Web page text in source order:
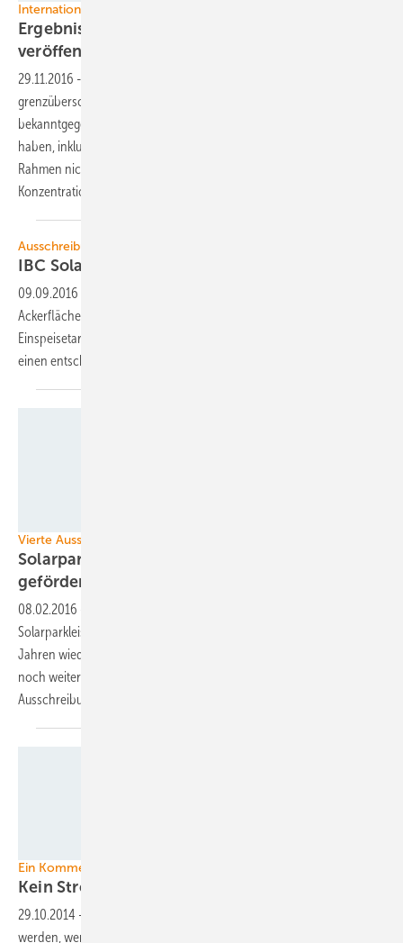
Internationale Ausschreibungen
Ergebnisse grenzüberschreitender Auktionen
veröffentlicht
29.11.2016 -
grenzüberschreitenden Ausschreibungen mit Dänemark
bekanntgegeben. Diese zeigen alle Schwächen, die Ausschreibungen
haben, inklusive verzerrter Wettbewerbsbedingungen, wenn der
Rahmen nicht für alle gleich ist. Zudem steht die einseitige
Konzentration auf den Preis in der
Ausschreibung von Solarparkleistung
IBC Solar baut Solarpark auf einer
09.09.2016
Ackerfläche begonnen, die in den Ausschreibungen einen
Einspeisetarif gewonnen hat. Die Oberfranken konnten dabei auf
einen entscheidenden Vorteil
Vierte Ausschreibungsrunde hat begonnen
Solarparks auf Ackerflächen werden wieder
gefördert
08.02.2016
Solarparkleistung, die gerade begonnen hat, werden erstmals seit vier
Jahren wieder Anlagen auf Ackerflächen gefördert. Doch es gibt
noch weitere Veränderungen im Vergleich zu den letzten beiden
Ausschreibungsrunden – nicht nur
Ein Kommentar zu Photovoltaikausschreibungen
Kein Strom vom
29.10.2014 -
werden, wenn es um die Bedingungen für die